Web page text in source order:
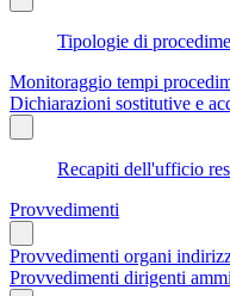
Tipologie di
Monitoraggio tempi
Dichiarazioni sostitutive e
Recapiti dell'ufficio
Provvedimenti
Provvedimenti organi
Provvedimenti dirigenti